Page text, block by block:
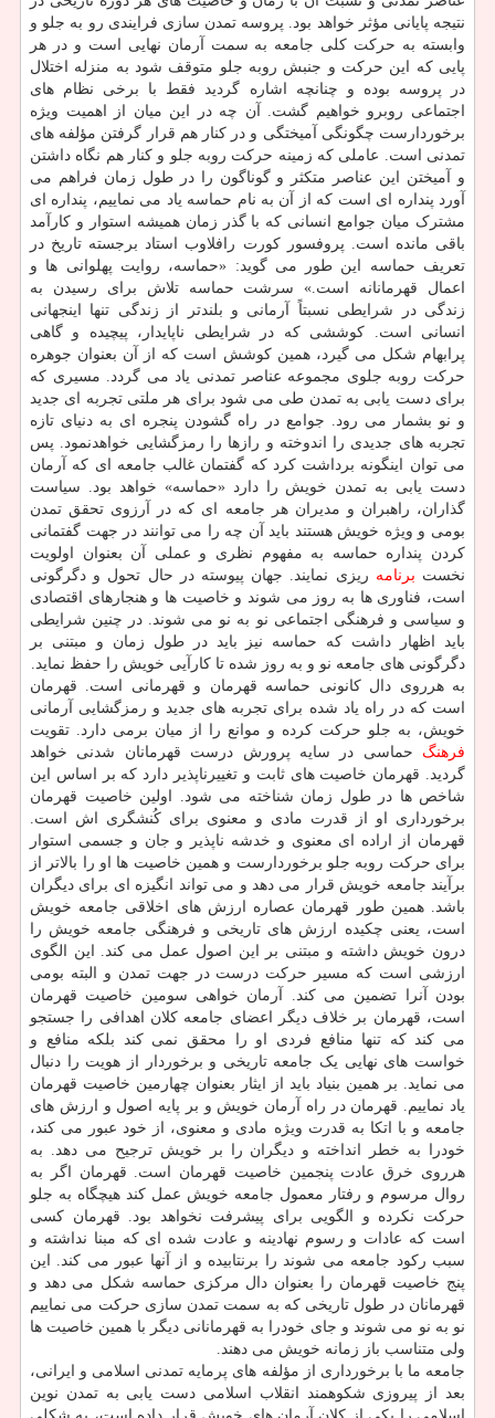
نتیجه پایانی مؤثر خواهد بود. پروسه تمدن سازی فرایندی رو به جلو و
وابسته به حرکت کلی جامعه به سمت آرمان نهایی است و در هر
پایی که این حرکت و جنبش روبه جلو متوقف شود به منزله اختلال
در پروسه بوده و چنانچه اشاره گردید فقط با برخی نظام های
اجتماعی روبرو خواهیم گشت. آن چه در این میان از اهمیت ویژه
برخوردارست چگونگی آمیختگی و در کنار هم قرار گرفتن مؤلفه های
تمدنی است. عاملی که زمینه حرکت روبه جلو و کنار هم نگاه داشتن
و آمیختن این عناصر متکثر و گوناگون را در طول زمان فراهم می
آورد پنداره ای است که از آن به نام حماسه یاد می نماییم، پنداره ای
مشترک میان جوامع انسانی که با گذر زمان همیشه استوار و کارآمد
باقی مانده است. پروفسور کورت رافلاوب استاد برجسته تاریخ در
تعریف حماسه این طور می گوید: «حماسه، روایت پهلوانی ها و
اعمال قهرمانانه است.» سرشت حماسه تلاش برای رسیدن به
زندگی در شرایطی نسبتاً آرمانی و بلندتر از زندگی تنها اینجهانی
انسانی است. کوششی که در شرایطی ناپایدار، پیچیده و گاهی
پرابهام شکل می گیرد، همین کوشش است که از آن بعنوان جوهره
حرکت روبه جلوی مجموعه عناصر تمدنی یاد می گردد. مسیری که
برای دست یابی به تمدن طی می شود برای هر ملتی تجربه ای جدید
و نو بشمار می رود. جوامع در راه گشودن پنجره ای به دنیای تازه
تجربه های جدیدی را اندوخته و رازها را رمزگشایی خواهدنمود. پس
می توان اینگونه برداشت کرد که گفتمان غالب جامعه ای که آرمان
دست یابی به تمدن خویش را دارد «حماسه» خواهد بود. سیاست
گذاران، راهبران و مدیران هر جامعه ای که در آرزوی تحقق تمدن
بومی و ویژه خویش هستند باید آن چه را می توانند در جهت گفتمانی
کردن پنداره حماسه به مفهوم نظری و عملی آن بعنوان اولویت
نخست برنامه ریزی نمایند. جهان پیوسته در حال تحول و دگرگونی
است، فناوری ها به روز می شوند و خاصیت ها و هنجارهای اقتصادی
و سیاسی و فرهنگی اجتماعی نو به نو می شوند. در چنین شرایطی
باید اظهار داشت که حماسه نیز باید در طول زمان و مبتنی بر
دگرگونی های جامعه نو و به روز شده تا کارآیی خویش را حفظ نماید.
به هرروی دال کانونی حماسه قهرمان و قهرمانی است. قهرمان
است که در راه یاد شده برای تجربه های جدید و رمزگشایی آرمانی
خویش، به جلو حرکت کرده و موانع را از میان برمی دارد. تقویت
فرهنگ حماسی در سایه پرورش درست قهرمانان شدنی خواهد
گردید. قهرمان خاصیت های ثابت و تغییرناپذیر دارد که بر اساس این
شاخص ها در طول زمان شناخته می شود. اولین خاصیت قهرمان
برخورداری او از قدرت مادی و معنوی برای کُنشگری اش است.
قهرمان از اراده ای معنوی و خدشه ناپذیر و جان و جسمی استوار
برای حرکت روبه جلو برخوردارست و همین خاصیت ها او را بالاتر از
برآیند جامعه خویش قرار می دهد و می تواند انگیزه ای برای دیگران
باشد. همین طور قهرمان عصاره ارزش های اخلاقی جامعه خویش
است، یعنی چکیده ارزش های تاریخی و فرهنگی جامعه خویش را
درون خویش داشته و مبتنی بر این اصول عمل می کند. این الگوی
ارزشی است که مسیر حرکت درست در جهت تمدن و البته بومی
بودن آنرا تضمین می کند. آرمان خواهی سومین خاصیت قهرمان
است، قهرمان بر خلاف دیگر اعضای جامعه کلان اهدافی را جستجو
می کند که تنها منافع فردی او را محقق نمی کند بلکه منافع و
خواست های نهایی یک جامعه تاریخی و برخوردار از هویت را دنبال
می نماید. بر همین بنیاد باید از ایثار بعنوان چهارمین خاصیت قهرمان
یاد نماییم. قهرمان در راه آرمان خویش و بر پایه اصول و ارزش های
جامعه و با اتکا به قدرت ویژه مادی و معنوی، از خود عبور می کند،
خودرا به خطر انداخته و دیگران را بر خویش ترجیح می دهد. به
هرروی خرق عادت پنجمین خاصیت قهرمان است. قهرمان اگر به
روال مرسوم و رفتار معمول جامعه خویش عمل کند هیچگاه به جلو
حرکت نکرده و الگویی برای پیشرفت نخواهد بود. قهرمان کسی
است که عادات و رسوم نهادینه و عادت شده ای که مبنا نداشته و
سبب رکود جامعه می شوند را برنتابیده و از آنها عبور می کند. این
پنج خاصیت قهرمان را بعنوان دال مرکزی حماسه شکل می دهد و
قهرمانان در طول تاریخی که به سمت تمدن سازی حرکت می نماییم
نو به نو می شوند و جای خودرا به قهرمانانی دیگر با همین خاصیت ها
ولی متناسب باز زمانه خویش می دهند.
جامعه ما با برخورداری از مؤلفه های پرمایه تمدنی اسلامی و ایرانی،
بعد از پیروزی شکوهمند انقلاب اسلامی دست یابی به تمدن نوین